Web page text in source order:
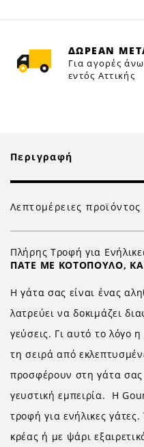
ΔΩΡΕΑΝ
Για αγορές
εντός Αττικής
Περιγραφή
Λεπτομέρειες προϊόντος
Πλήρης Τροφή για
ΠΑΤΕ ΜΕ ΚΟΤΟΠΟΥΛΟ,
Η γάτα σας είναι ένας
λατρεύει να δοκιμάζει
γεύσεις. Γι αυτό το λόγο
τη σειρά από
προσφέρουν στη γάτα σας
γευστική εμπειρία. Η
τροφή για ενήλικες
κρέας ή με ψάρι